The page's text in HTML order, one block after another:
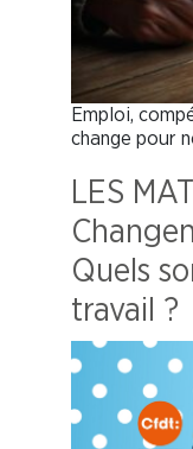
Emploi,
change pour
LES
Quels
travail ?